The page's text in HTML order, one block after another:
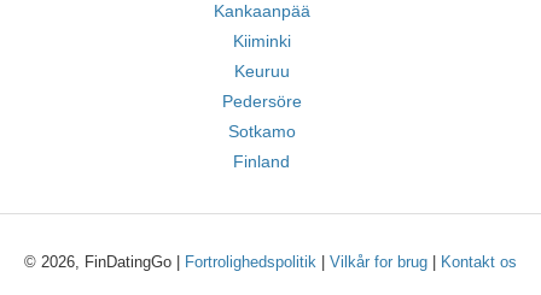
Kankaanpää
Kiiminki
Keuruu
Pedersöre
Sotkamo
Finland
© 2026, FinDatingGo | Fortrolighedspolitik Vilkår for brug Kontakt os